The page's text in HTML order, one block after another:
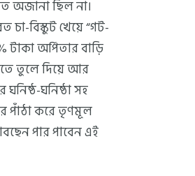
অজানা ছিল না।
চা-বিস্কুট খেয়ে “গট-
অর্পিতার বাড়ি
তুলে দিয়ে আর
ঘনিষ্ঠ-ঘনিষ্ঠা সহ
পাঁঠা করে তৃণমূল
পার পাবেন এই